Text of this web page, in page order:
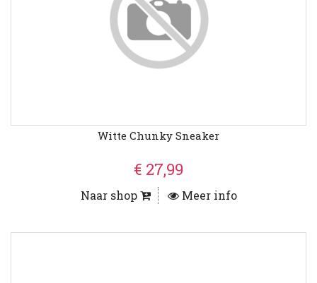
Witte Chunky Sneaker
€ 27,99
Naar shop Meer info